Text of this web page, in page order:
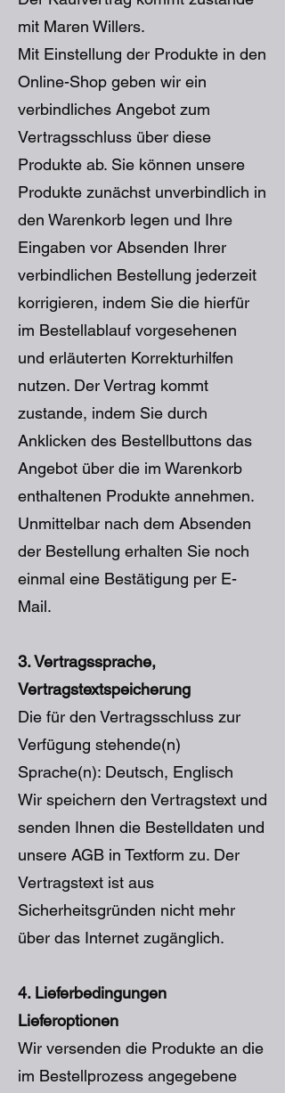
mit Maren Willers.
Mit Einstellung der Produkte in den
Online-Shop geben wir ein
verbindliches Angebot zum
Vertragsschluss über diese
Produkte ab. Sie können unsere
Produkte zunächst unverbindlich in
den Warenkorb legen und Ihre
Eingaben vor Absenden Ihrer
verbindlichen Bestellung jederzeit
korrigieren, indem Sie die hierfür
im Bestellablauf vorgesehenen
und erläuterten Korrekturhilfen
nutzen. Der Vertrag kommt
zustande, indem Sie durch
Anklicken des Bestellbuttons das
Angebot über die im Warenkorb
enthaltenen Produkte annehmen.
Unmittelbar nach dem Absenden
der Bestellung erhalten Sie noch
einmal eine Bestätigung per E-
Mail.
3. Vertragssprache,
Vertragstextspeicherung
Die für den Vertragsschluss zur
Verfügung stehende(n)
Sprache(n): Deutsch, Englisch
Wir speichern den Vertragstext und
senden Ihnen die Bestelldaten und
unsere AGB in Textform zu. Der
Vertragstext ist aus
Sicherheitsgründen nicht mehr
über das Internet zugänglich.
4. Lieferbedingungen
Lieferoptionen
Wir versenden die Produkte an die
im Bestellprozess angegebene